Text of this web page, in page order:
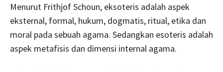
Menurut Frithjof Schoun, eksoteris adalah aspek
eksternal, formal, hukum, dogmatis, ritual, etika dan
moral pada sebuah agama. Sedangkan esoteris adalah
aspek metafisis dan dimensi internal agama.